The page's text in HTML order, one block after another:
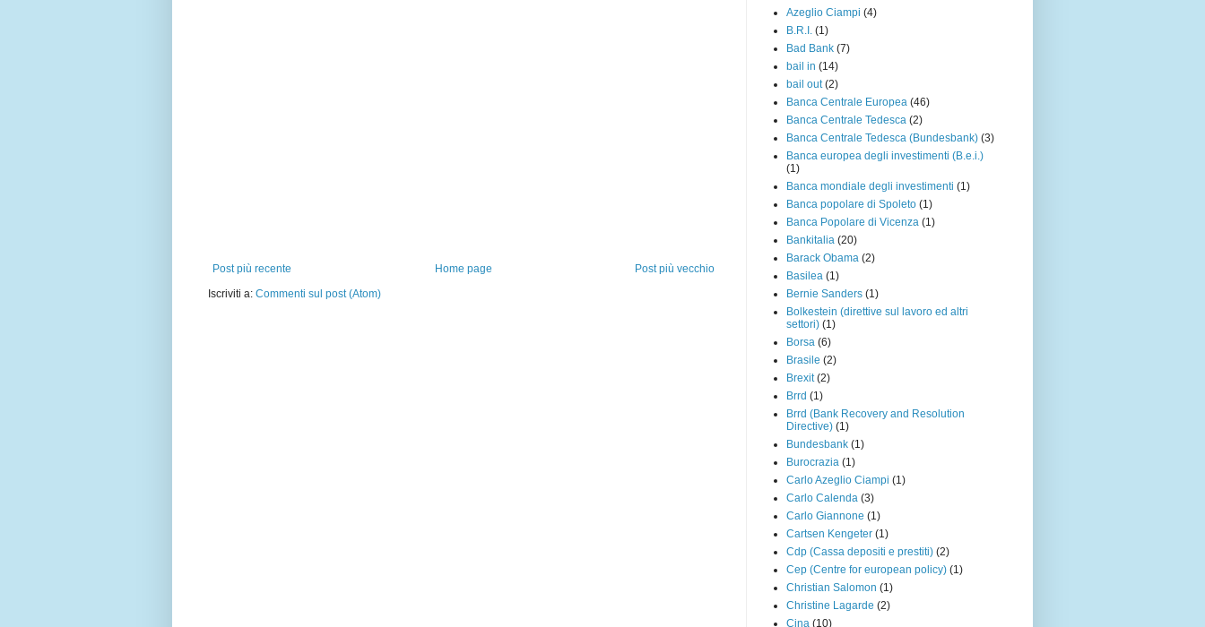
Post più recente Post più vecchio
Home page
Iscriviti a: Commenti sul post (Atom)
Azeglio Ciampi (4)
B.R.I. (1)
Bad Bank (7)
bail in (14)
bail out (2)
Banca Centrale Europea (46)
Banca Centrale Tedesca (2)
Banca Centrale Tedesca (Bundesbank) (3)
Banca europea degli investimenti (B.e.i.)
(1)
Banca mondiale degli investimenti (1)
Banca popolare di Spoleto (1)
Banca Popolare di Vicenza (1)
Bankitalia (20)
Barack Obama (2)
Basilea (1)
Bernie Sanders (1)
Bolkestein (direttive sul lavoro ed altri
settori) (1)
Borsa (6)
Brasile (2)
Brexit (2)
Brrd (1)
Brrd (Bank Recovery and Resolution
Directive) (1)
Bundesbank (1)
Burocrazia (1)
Carlo Azeglio Ciampi (1)
Carlo Calenda (3)
Carlo Giannone (1)
Cartsen Kengeter (1)
Cdp (Cassa depositi e prestiti) (2)
Cep (Centre for european policy) (1)
Christian Salomon (1)
Christine Lagarde (2)
Cina (10)